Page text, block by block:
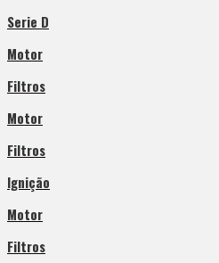
Serie D
Motor
Filtros
Motor
Filtros
Ignição
Motor
Filtros